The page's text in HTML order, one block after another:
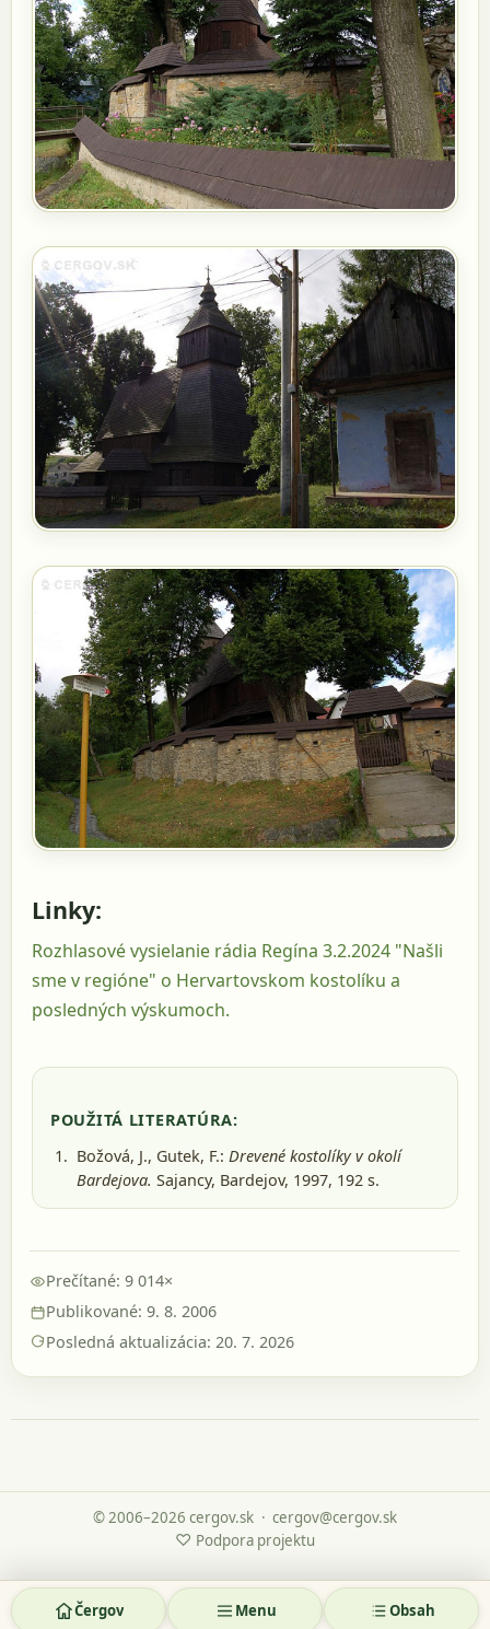
Linky:
Rozhlasové vysielanie rádia Regína 3.2.2024 "Našli
sme v regióne" o Hervartovskom kostolíku a
posledných výskumoch.
POUŽITÁ LITERATÚRA:
Božová, J., Gutek, F.: Drevené kostolíky v okolí
Bardejova. Sajancy, Bardejov, 1997, 192 s.
Prečítané: 9 014×
Publikované: 9. 8. 2006
Posledná aktualizácia: 20. 7. 2026
© 2006–2026 cergov.sk
♡ Podpora projektu
· cergov@cergov.sk
Čergov Menu Obsah